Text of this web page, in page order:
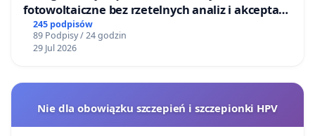
fotowoltaiczne bez rzetelnych analiz i akceptacji
mieszkańców
245 podpisów
89 Podpisy / 24 godzin
29 Jul 2026
Nie dla obowiązku szczepień i szczepionki HPV